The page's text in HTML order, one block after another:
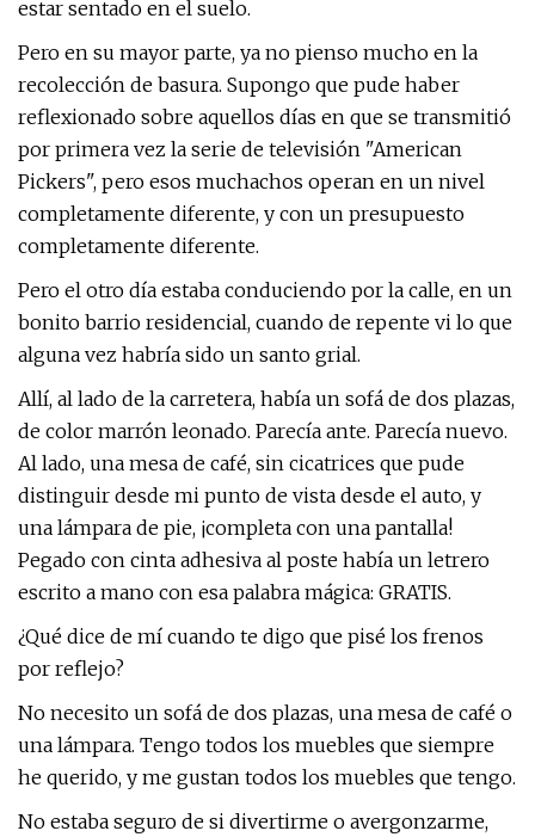
estar sentado en el suelo.
Pero en su mayor parte, ya no pienso mucho en la
recolección de basura. Supongo que pude haber
reflexionado sobre aquellos días en que se transmitió
por primera vez la serie de televisión "American
Pickers", pero esos muchachos operan en un nivel
completamente diferente, y con un presupuesto
completamente diferente.
Pero el otro día estaba conduciendo por la calle, en un
bonito barrio residencial, cuando de repente vi lo que
alguna vez habría sido un santo grial.
Allí, al lado de la carretera, había un sofá de dos plazas,
de color marrón leonado. Parecía ante. Parecía nuevo.
Al lado, una mesa de café, sin cicatrices que pude
distinguir desde mi punto de vista desde el auto, y
una lámpara de pie, ¡completa con una pantalla!
Pegado con cinta adhesiva al poste había un letrero
escrito a mano con esa palabra mágica: GRATIS.
¿Qué dice de mí cuando te digo que pisé los frenos
por reflejo?
No necesito un sofá de dos plazas, una mesa de café o
una lámpara. Tengo todos los muebles que siempre
he querido, y me gustan todos los muebles que tengo.
No estaba seguro de si divertirme o avergonzarme,